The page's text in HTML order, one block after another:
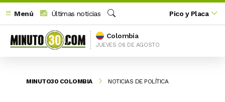
Menú
Últimas noticias
Buscar
Pico y Placa
Colombia
JUEVES 06 DE AGOSTO
MINUTO30 COLOMBIA NOTICIAS DE POLÍTICA